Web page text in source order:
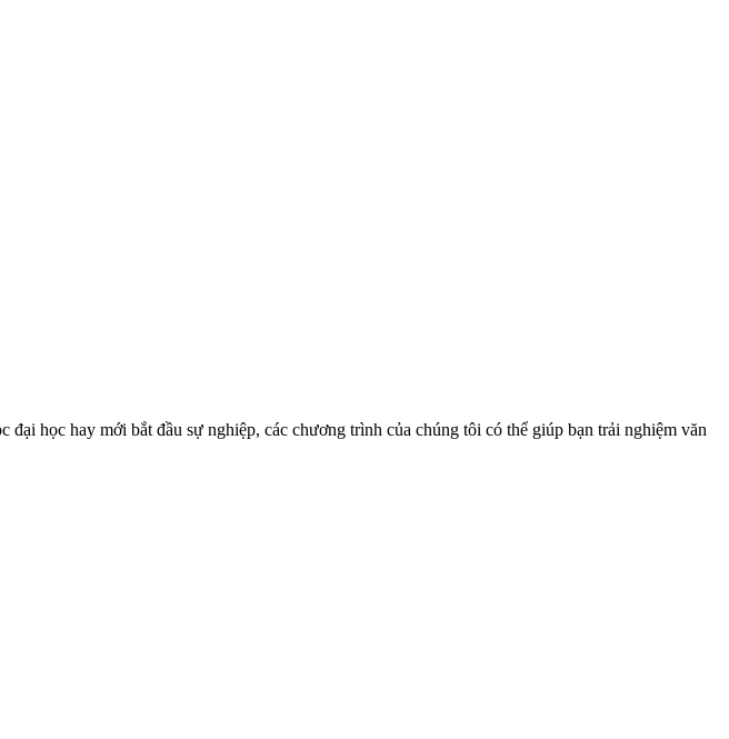
đại học hay mới bắt đầu sự nghiệp, các chương trình của chúng tôi có thể giúp bạn trải nghiệm văn